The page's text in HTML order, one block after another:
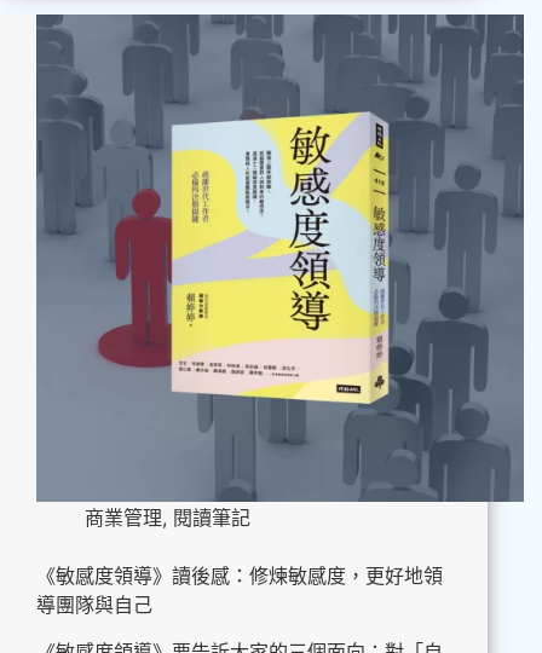
商業管理, 閱讀筆記
《敏感度領導》讀後感：修煉敏感度，更好地領
導團隊與自己